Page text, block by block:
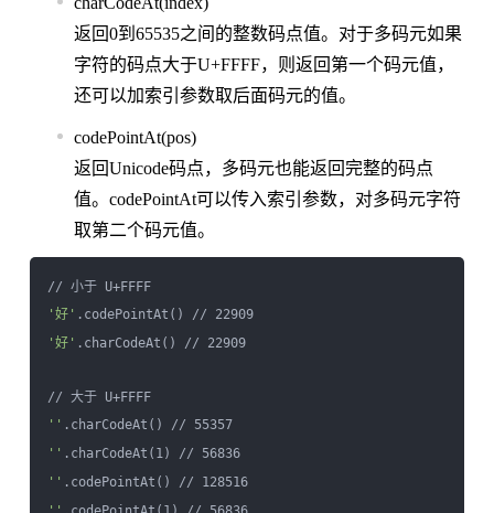
返回0到65535之间的整数码点值。对于多码元如果
字符的码点大于U+FFFF，则返回第一个码元值，
还可以加索引参数取后面码元的值。
codePointAt(pos)
返回Unicode码点，多码元也能返回完整的码点
值。codePointAt可以传入索引参数，对多码元字符
取第二个码元值。
// 小于 U+FFFF
'好'
.codePointAt() // 22909
'好' .charCodeAt() // 22909
// 大于 U+FFFF
''
.charCodeAt() // 55357
''
.charCodeAt(1) // 56836
''
.codePointAt() // 128516